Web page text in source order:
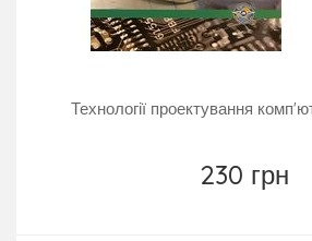
Технології проектування
230 грн